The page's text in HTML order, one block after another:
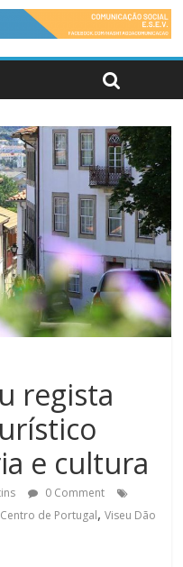
regista
e cultura
0 Comment
de Portugal,Viseu Dão